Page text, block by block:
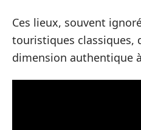
Ces lieux, souvent
touristiques classiques,
dimension authentique